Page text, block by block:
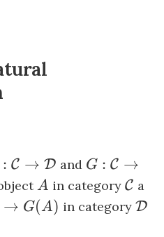
: C → D and G:
\to
G : C →
A
A in categoryC a
→ G(A) in category D